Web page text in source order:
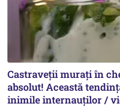
Castraveții murați în
absolut! Această
inimile internauților /